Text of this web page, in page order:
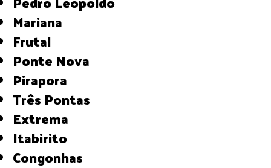
Mariana
Frutal
Ponte Nova
Pirapora
Três Pontas
Extrema
Itabirito
Congonhas